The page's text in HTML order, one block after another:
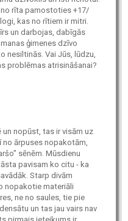
rīta pamostoties +17/
kas no rītiem ir mitri.
un darbojas, dabīgās
ģimenes dzīvo
nesiltinās. Vai Jūs, lūdzu,
problēmas atrisināšanai?
un nopūst, tas ir visām uz
ārpuses nopakotām,
sēnēm. Mūsdienu
pavisam ko citu - ka
Starp divām
nopakotie materiāli
ne no saules, tie pie
un tas jau vairs nav
pirmais ieteikums ir